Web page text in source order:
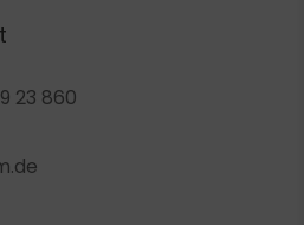
23 860